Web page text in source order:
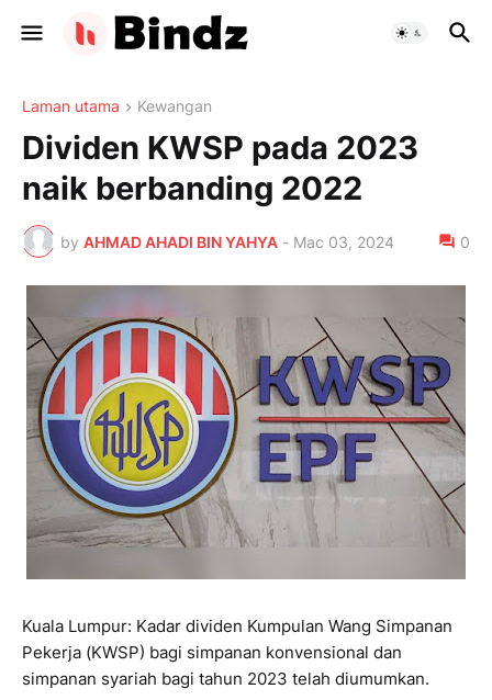
Laman utama Kewangan
Dividen KWSP pada 2023
naik berbanding 2022
by AHMAD AHADI BIN YAHYA - Mac 03, 2024 0
Kuala Lumpur: Kadar dividen Kumpulan Wang Simpanan
Pekerja (KWSP) bagi simpanan konvensional dan
simpanan syariah bagi tahun 2023 telah diumumkan.